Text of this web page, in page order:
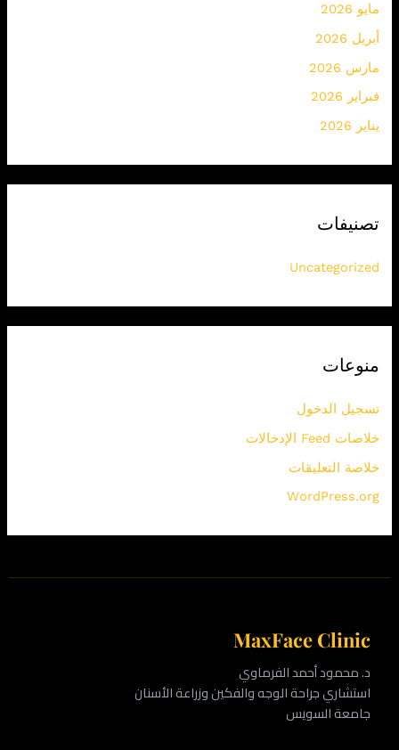
مايو 2026
أبريل 2026
مارس 2026
فبراير 2026
يناير 2026
تصنيفات
Uncategorized
منوعات
تسجيل الدخول
خلاصات Feed الإدخالات
خلاصة التعليقات
WordPress.org
MaxFace Clinic
د. محمود أحمد الفرماوي
استشاري جراحة الوجه والفكين وزراعة الأسنان
جامعة السويس